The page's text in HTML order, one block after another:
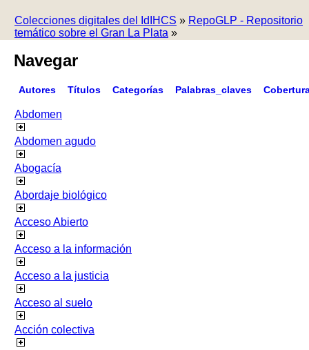
Colecciones digitales del IdIHCS » RepoGLP - Repositorio
temático sobre el Gran La Plata »
Navegar
Autores Títulos Categorías Palabras_claves
Abdomen
Abdomen agudo
Abogacía
Abordaje biológico
Acceso Abierto
Acceso a la información
Acceso a la justicia
Acceso al suelo
Acción colectiva